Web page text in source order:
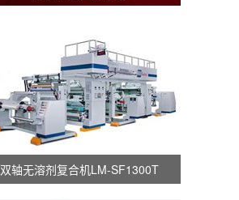
双轴无溶剂复合机LM-SF1300T